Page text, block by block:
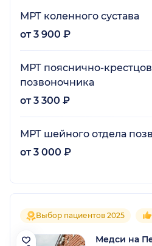
МРТ коленного сустава
от 3 900 ₽
МРТ пояснично-
позвоночника
от 3 300 ₽
МРТ шейного отдела
от 3 000 ₽
Выбор пациентов 2025
Медси на